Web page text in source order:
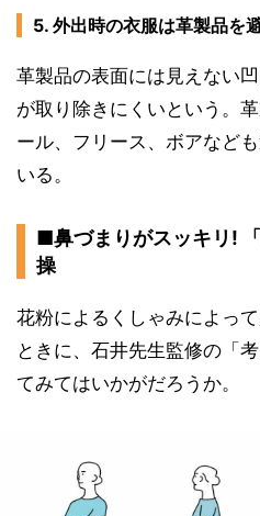
5. 外出時の衣服は革製品を
革製品の表面には見えない
が取り除きにくいという。
ール、フリース、ボアなど
いる。
■鼻づまりがスッキリ!
操
花粉によるくしゃみによっ
ときに、石井先生監修の「
てみてはいかがだろうか。